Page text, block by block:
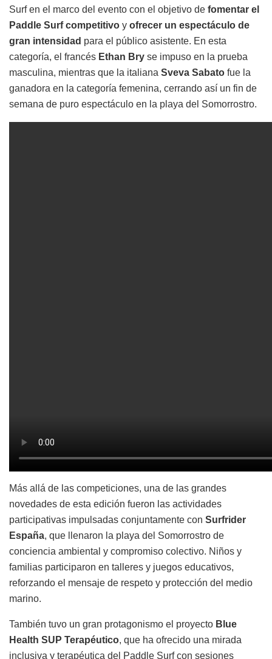
Surf en el marco del evento con el objetivo de fomentar el
Paddle Surf competitivo y ofrecer un espectáculo de
gran intensidad para el público asistente. En esta
categoría, el francés Ethan Bry se impuso en la prueba
masculina, mientras que la italiana Sveva Sabato fue la
ganadora en la categoría femenina, cerrando así un fin de
semana de puro espectáculo en la playa del Somorrostro.
Más allá de las competiciones, una de las grandes
novedades de esta edición fueron las actividades
participativas impulsadas conjuntamente con Surfrider
España, que llenaron la playa del Somorrostro de
conciencia ambiental y compromiso colectivo. Niños y
familias participaron en talleres y juegos educativos,
reforzando el mensaje de respeto y protección del medio
marino.
También tuvo un gran protagonismo el proyecto Blue
Health SUP Terapéutico, que ha ofrecido una mirada
inclusiva y terapéutica del Paddle Surf con sesiones